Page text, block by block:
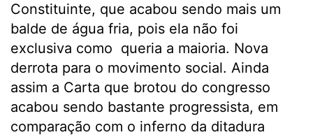
Constituinte, que acabou sendo mais um
balde de água fria, pois ela não foi
exclusiva como queria a maioria. Nova
derrota para o movimento social. Ainda
assim a Carta que brotou do congresso
acabou sendo bastante progressista, em
comparação com o inferno da ditadura